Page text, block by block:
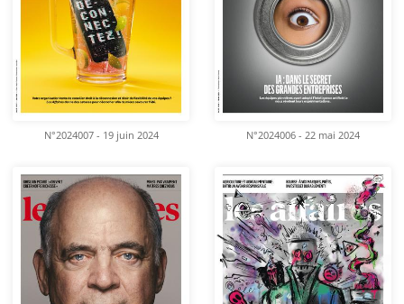
N°2024007 - 19 juin 2024 N°2024006 - 22 mai 2024